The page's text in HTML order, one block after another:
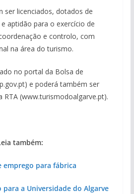
ser licenciados, dotados de
aptidão para o exercício de
e controlo, com
na área do turismo.
no portal da Bolsa de
e poderá também ser
RTA (www.turismodoalgarve.pt).
também:
emprego para fábrica
a Universidade do Algarve